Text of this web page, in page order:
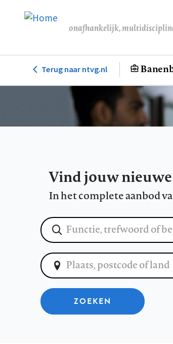
de
onafhankelijk,
Hoofdnavigatie
Terug naar ntvg.nl
Vind jouw
In het complete aanbod
ZOEKEN